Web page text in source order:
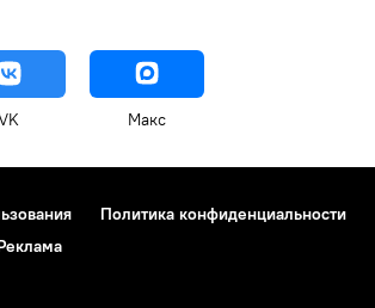
Макс
Политика конфиденциальности